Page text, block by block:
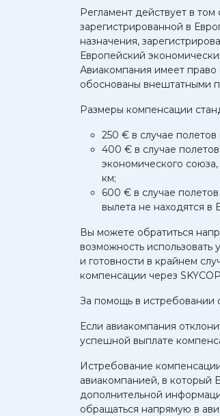
Регламент действует в
зарегистрированной в
назначения,
Европейский
Авиакомпания имеет
обоснованы внештатными
Размеры компенсации
250 € в случае
400 € в случае
экономического
км;
600 € в случае
вылета не находятся в
Вы можете обратиться
возможность
и готовности в крайнем
компенсации через
За помощь в истребовании
Если авиакомпания
успешной выплате
Истребование
авиакомпанией, в который
дополнительной
обращаться напрямую в